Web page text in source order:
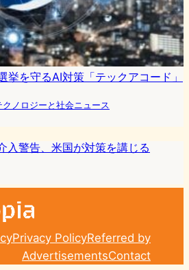
挙を守るAI対策「テックアコード」
クノロジーと社会ニュース
入警告、米国が対策を講じる
Privacy PolicyReferred by
AdvertisementsContact